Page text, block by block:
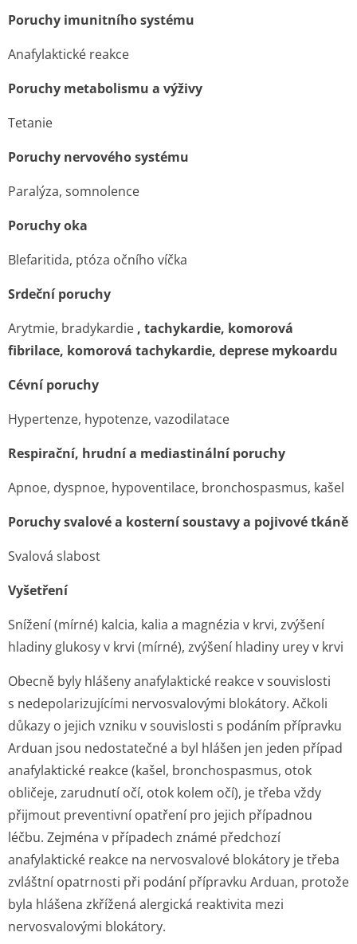
Poruchy imunitního systému
Anafylaktické reakce
Poruchy metabolismu a výživy
Tetanie
Poruchy nervového systému
Paralýza, somnolence
Poruchy oka
Blefaritida, ptóza očního víčka
Srdeční poruchy
Arytmie, bradykardie , tachykardie, komorová
fibrilace, komorová tachykardie, deprese mykoardu
Cévní poruchy
Hypertenze, hypotenze, vazodilatace
Respirační, hrudní a mediastinální poruchy
Apnoe, dyspnoe, hypoventilace, bronchospasmus, kašel
Poruchy svalové a kosterní soustavy a pojivové tkáně
Svalová slabost
Vyšetření
Snížení (mírné) kalcia, kalia a magnézia v krvi, zvýšení
hladiny glukosy v krvi (mírné), zvýšení hladiny urey v krvi
Obecně byly hlášeny anafylaktické reakce v souvislosti
s nedepolarizu­jícími nervosvalovými blokátory. Ačkoli
důkazy o jejich vzniku v souvislosti s podáním přípravku
Arduan jsou nedostatečné a byl hlášen jen jeden případ
anafylaktické reakce (kašel, bronchospasmus, otok
obličeje, zarudnutí očí, otok kolem očí), je třeba vždy
přijmout preventivní opatření pro jejich případnou
léčbu. Zejména v případech známé předchozí
anafylaktické reakce na nervosvalové blokátory je třeba
zvláštní opatrnosti při podání přípravku Arduan, protože
byla hlášena zkřížená alergická reaktivita mezi
nervosvalovými blokátory.